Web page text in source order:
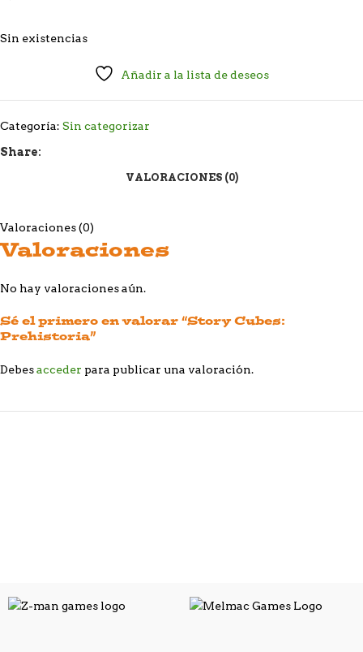
Sin existencias
Añadir a la lista de deseos
Categoría: Sin categorizar
Share:
VALORACIONES (0)
Valoraciones (0)
Valoraciones
No hay valoraciones aún.
Sé el primero en valorar “Story Cubes:
Prehistoria”
Debesacceder para publicar una valoración.